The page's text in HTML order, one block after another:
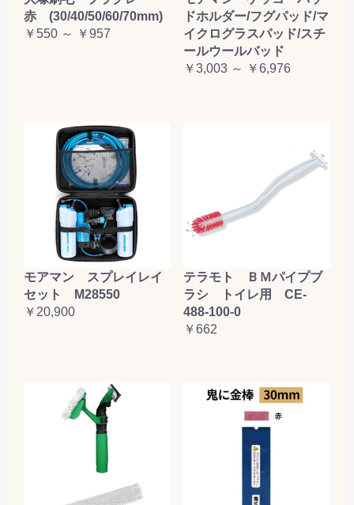
赤 (30/40/50/60/70mm)
￥550 ～ ￥957
ドホルダー/フグパッド/マ
イクログラスパッド/スチ
ールウールバッド
￥3,003 ～ ￥6,976
モアマン スプレイレイ
セット M28550
￥20,900
テラモト ＢＭパイプブ
ラシ トイレ用 CE-
488-100-0
￥662